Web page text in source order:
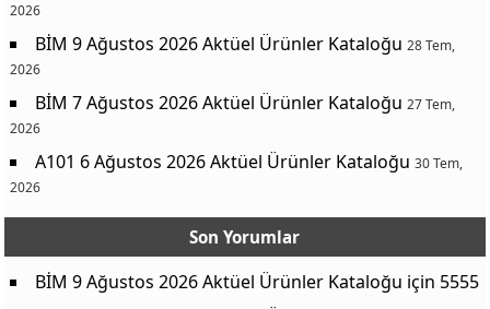
2026
BİM 9 Ağustos 2026 Aktüel Ürünler Kataloğu 28 Tem,
2026
BİM 7 Ağustos 2026 Aktüel Ürünler Kataloğu 27 Tem,
2026
A101 6 Ağustos 2026 Aktüel Ürünler Kataloğu 30 Tem,
2026
Son Yorumlar
BİM 9 Ağustos 2026 Aktüel Ürünler Kataloğu için 5555